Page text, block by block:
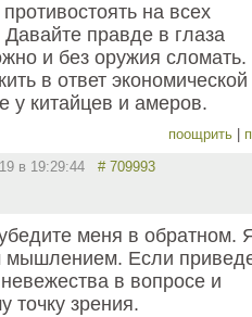
на всех
правде в глаза
и без оружия сломать.
в ответ экономической
у китайцев и амеров.
поощрить
в 19:29:44 # 709993
меня в обратном.
мышлением. Если
в вопросе и
точку зрения.